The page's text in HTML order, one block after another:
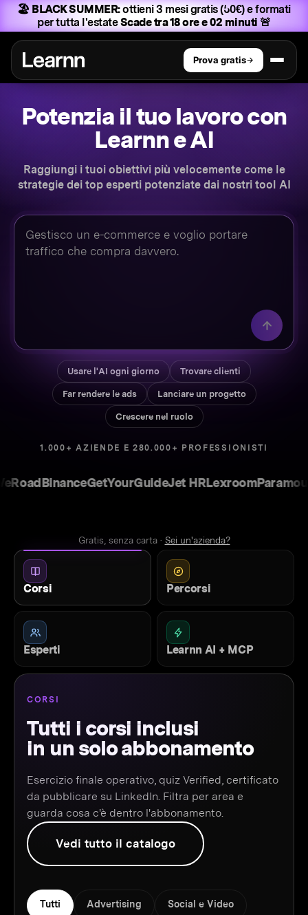
🏖️ BLACK SUMMER:ottieni 3 mesi gratis (50€) e formati
per tutta l'estateScade tra 18 ore e 02 minuti 🚨
Prova gratis
Potenzia il tuo lavoro con
Learnn e AI
Raggiungi i tuoi obiettivi più velocemente come le
strategie dei top esperti potenziate dai nostri tool AI
Il tuo obiettivo
Usare l'AI ogni giorno Trovare clienti
Far rendere le ads Lanciare un progetto
Crescere nel ruolo
1.000+ AZIENDE E 280.000+ PROFESSIONISTI
BinanceGetYourGuideJet HRLexroomParamount
Gratis, senza carta · Sei un'azienda?
Corsi Percorsi
Esperti Learnn AI + MCP
CORSI
Tutti i corsi inclusi
in un solo abbonamento
Esercizio finale operativo, quiz Verified, certificato
da pubblicare su LinkedIn. Filtra per area e
guarda cosa c'è dentro l'abbonamento.
Vedi tutto il catalogo
Tutti Advertising Social e Video